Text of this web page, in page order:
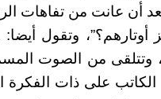
أن عانت من تفاهات
أوتارهم؟”، وتقول
وتتلقى من الصوت
على ذات الفكرة